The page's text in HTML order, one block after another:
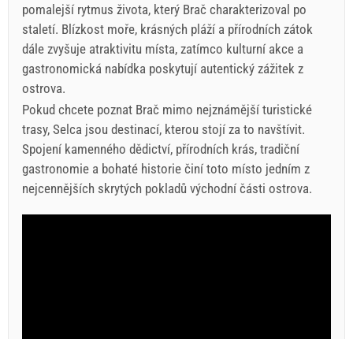
pomalejší rytmus života, který Brač charakterizoval po
staletí. Blízkost moře, krásných pláží a přírodních zátok
dále zvyšuje atraktivitu místa, zatímco kulturní akce a
gastronomická nabídka poskytují autentický zážitek z
ostrova.
Pokud chcete poznat Brač mimo nejznámější turistické
trasy, Selca jsou destinací, kterou stojí za to navštívit.
Spojení kamenného dědictví, přírodních krás, tradiční
gastronomie a bohaté historie činí toto místo jedním z
nejcennějších skrytých pokladů východní části ostrova.